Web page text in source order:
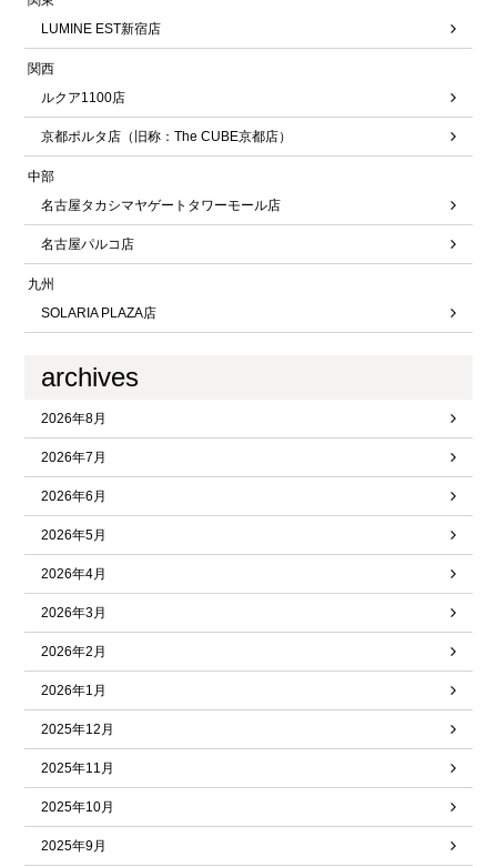
LUMINE EST新宿店
関西
ルクア1100店
京都ポルタ店（旧称：The CUBE京都店）
中部
名古屋タカシマヤゲートタワーモール店
名古屋パルコ店
九州
SOLARIA PLAZA店
archives
2026年8月
2026年7月
2026年6月
2026年5月
2026年4月
2026年3月
2026年2月
2026年1月
2025年12月
2025年11月
2025年10月
2025年9月